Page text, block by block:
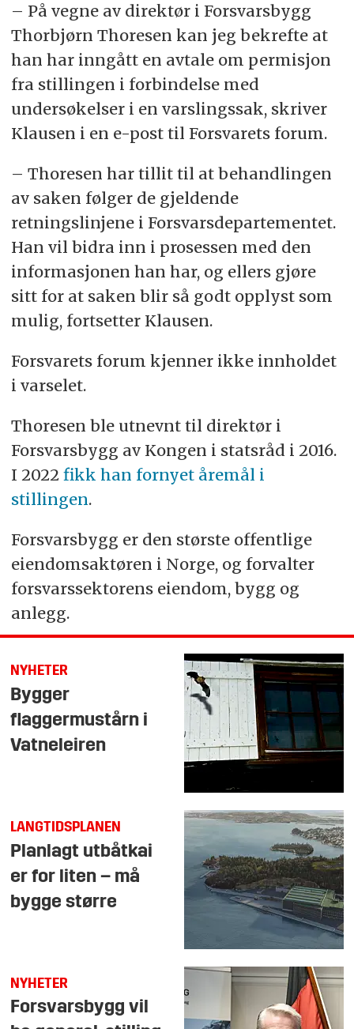
– På vegne av direktør i Forsvarsbygg
Thorbjørn Thoresen kan jeg bekrefte at
han har inngått en avtale om permisjon
fra stillingen i forbindelse med
undersøkelser i en varslingssak, skriver
Klausen i en e-post til Forsvarets forum.
– Thoresen har tillit til at behandlingen
av saken følger de gjeldende
retningslinjene i Forsvarsdepartementet.
Han vil bidra inn i prosessen med den
informasjonen han har, og ellers gjøre
sitt for at saken blir så godt opplyst som
mulig, fortsetter Klausen.
Forsvarets forum kjenner ikke innholdet
i varselet.
Thoresen ble utnevnt til direktør i
Forsvarsbygg av Kongen i statsråd i 2016.
I 2022 fikk han fornyet åremål i
stillingen.
Forsvarsbygg er den største offentlige
eiendomsaktøren i Norge, og forvalter
forsvarssektorens eiendom, bygg og
anlegg.
NYHETER
Bygger
flaggermustårn i
Vatneleiren
LANGTIDSPLANEN
Planlagt utbåtkai
er for liten – må
bygge større
NYHETER
Forsvarsbygg vil